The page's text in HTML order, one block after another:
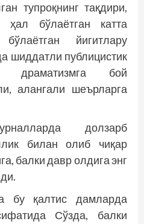
тупроқнинг тақдири,
ҳал бўлаётган катта
йигитлару
шиддатли публицистик
драматизмга бой
алангали шеърларга
долзарб
билан олиб чиқар
балки давр олдига энг
бу қалтис дамларда
Сўзда, балки